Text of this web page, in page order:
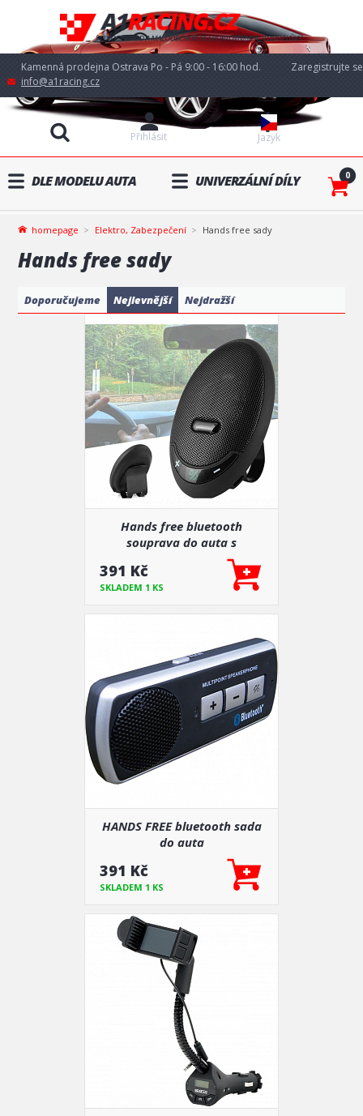
Kamenná prodejna Ostrava Po - Pá 9:00 - 16:00 hod.
info@a1racing.cz
Jazyk
Přihlásit
Zaregistrujte se
DLE MODELU AUTA UNIVERZÁLNÍ DÍLY 0
homepage Elektro, Zabezpečení Hands free sady
Hands free sady
Doporučujeme Nejlevnější Nejdražší
Hands free bluetooth
souprava do auta s
transmiterem (velmi
jednoduché ovládání)
391 Kč
SKLADEM 1 KS
HANDS FREE bluetooth sada
do auta
391 Kč
SKLADEM 1 KS